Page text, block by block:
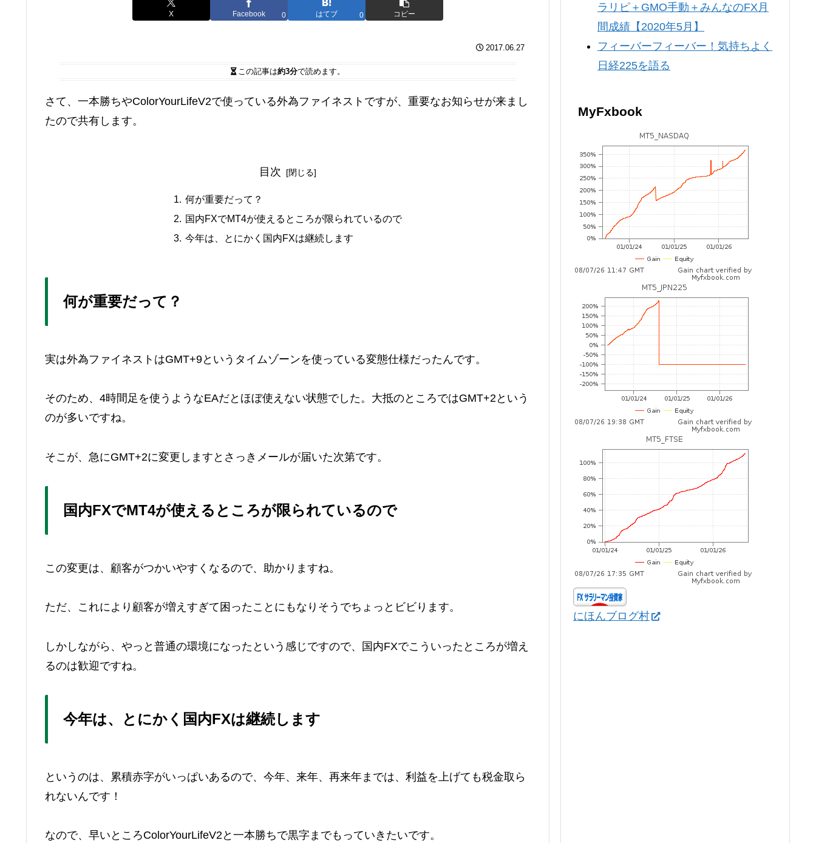
X Facebook 0 はてブ 0 コピー
2017.06.27
この記事は約3分で読めます。
さて、一本勝ちやColorYourLifeV2で使っている外為ファイネストですが、重要なお知らせが来まし
たので共有します。
目次
何が重要だって？
国内FXでMT4が使えるところが限られているので
今年は、とにかく国内FXは継続します
何が重要だって？
実は外為ファイネストはGMT+9というタイムゾーンを使っている変態仕様だったんです。
そのため、4時間足を使うようなEAだとほぼ使えない状態でした。大抵のところではGMT+2という
のが多いですね。
そこが、急にGMT+2に変更しますとさっきメールが届いた次第です。
国内FXでMT4が使えるところが限られているので
この変更は、顧客がつかいやすくなるので、助かりますね。
ただ、これにより顧客が増えすぎて困ったことにもなりそうでちょっとビビります。
しかしながら、やっと普通の環境になったという感じですので、国内FXでこういったところが増え
るのは歓迎ですね。
今年は、とにかく国内FXは継続します
というのは、累積赤字がいっぱいあるので、今年、来年、再来年までは、利益を上げても税金取ら
れないんです！
なので、早いところColorYourLifeV2と一本勝ちで黒字までもっていきたいです。
ラリピ＋GMO手動＋みんなのFX月
間成績【2020年5月】
フィーバーフィーバー！気持ちよく
日経225を語る
MyFxbook
にほんブログ村